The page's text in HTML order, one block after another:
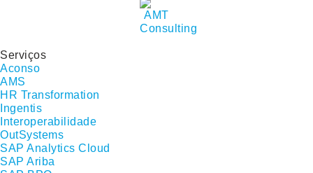
Serviços
Aconso
AMS
HR Transformation
Ingentis
Interoperabilidade
OutSystems
SAP Analytics Cloud
SAP Ariba